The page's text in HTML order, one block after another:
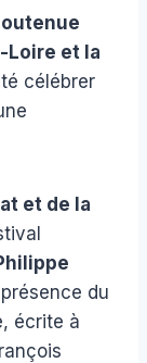
Loire et la
célébrer
et de la
du
écrite à